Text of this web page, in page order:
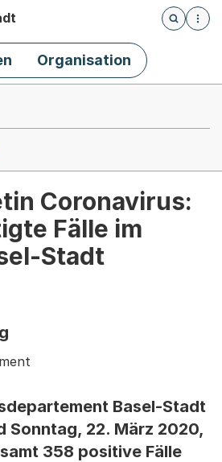
Öffnet
Organisation
Coronavirus:
Fälle im
Stadt
Basel-Stadt
Sonntag, 22. März 2020,
358 positive Fälle